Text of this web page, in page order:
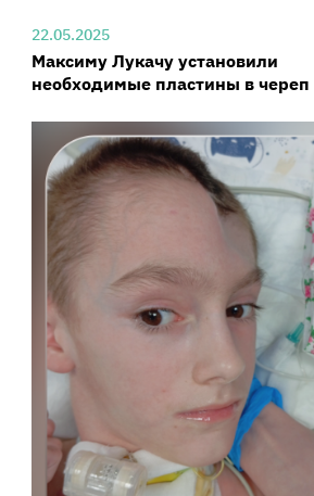
22.05.2025
Максиму Лукачу установили
необходимые пластины в череп